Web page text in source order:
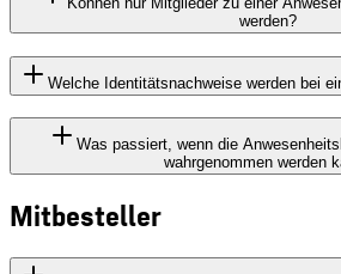
werden?
Welche Identitätsnachweise werden bei
Was passiert, wenn die
wahrgenommen werden
Mitbesteller